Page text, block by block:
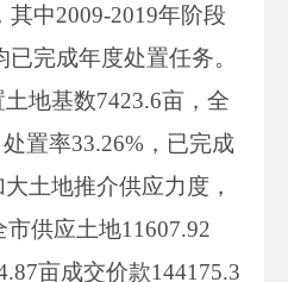
其中2009-2019年阶段
完成年度处置任务。
地基数7423.6亩，全
置率33.26%，已完成
土地推介供应力度，
供应土地11607.92
亩成交价款144175.3